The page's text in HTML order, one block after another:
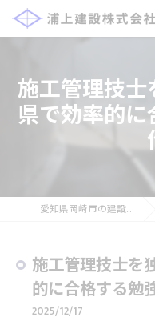
施工管理技
県で効率的
愛知県岡崎市の建設の求人なら浦上建設株式会社
施工管理技士を
的に合格する勉
2025/12/17